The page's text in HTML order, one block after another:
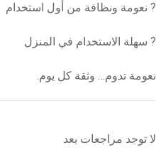
? نعومة ونظافة من أول استخدام
? سهلة الاستخدام في المنزل
نعومة تدوم… وثقة كل يوم.
لا توجد مراجعات بعد